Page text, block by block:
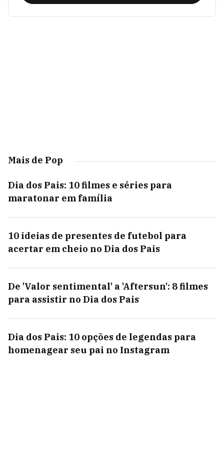
Mais de Pop
Dia dos Pais: 10 filmes e séries para
maratonar em família
10 ideias de presentes de futebol para
acertar em cheio no Dia dos Pais
De 'Valor sentimental' a 'Aftersun': 8 filmes
para assistir no Dia dos Pais
Dia dos Pais: 10 opções de legendas para
homenagear seu pai no Instagram